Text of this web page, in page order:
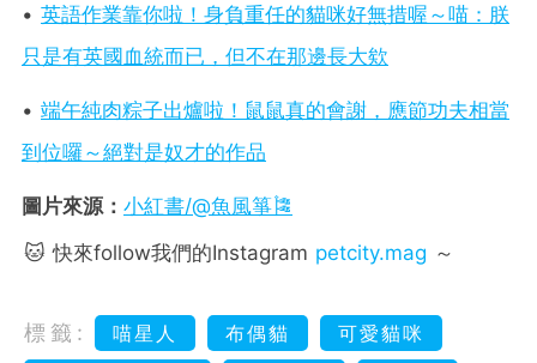
• 英語作業靠你啦！身負重任的貓咪好無措喔～喵：朕
只是有英國血統而已，但不在那邊長大欸
• 端午純肉粽子出爐啦！鼠鼠真的會謝，應節功夫相當
到位囉～絕對是奴才的作品
圖片來源： 小紅書/@魚風箏🎏
🐱 快來follow我們的Instagram petcity.mag ～
標籤: 喵星人 布偶貓
可愛貓咪